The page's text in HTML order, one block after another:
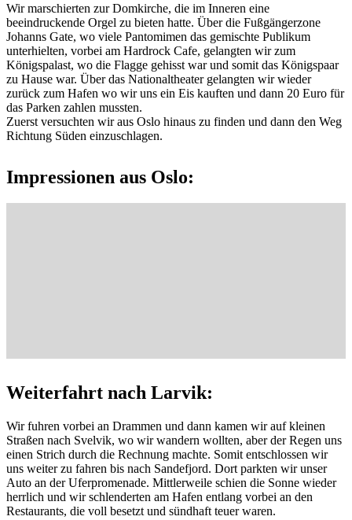
Wir marschierten zur Domkirche, die im Inneren eine
beeindruckende Orgel zu bieten hatte. Über die Fußgängerzone
Johanns Gate, wo viele Pantomimen das gemischte Publikum
unterhielten, vorbei am Hardrock Cafe, gelangten wir zum
Königspalast, wo die Flagge gehisst war und somit das Königspaar
zu Hause war. Über das Nationaltheater gelangten wir wieder
zurück zum Hafen wo wir uns ein Eis kauften und dann 20 Euro für
das Parken zahlen mussten.
Zuerst versuchten wir aus Oslo hinaus zu finden und dann den Weg
Richtung Süden einzuschlagen.
Impressionen aus Oslo:
Weiterfahrt nach Larvik:
Wir fuhren vorbei an Drammen und dann kamen wir auf kleinen
Straßen nach Svelvik, wo wir wandern wollten, aber der Regen uns
einen Strich durch die Rechnung machte. Somit entschlossen wir
uns weiter zu fahren bis nach Sandefjord. Dort parkten wir unser
Auto an der Uferpromenade. Mittlerweile schien die Sonne wieder
herrlich und wir schlenderten am Hafen entlang vorbei an den
Restaurants, die voll besetzt und sündhaft teuer waren.